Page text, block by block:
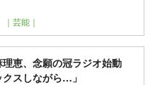
｜芸能｜
恵、念願の冠ラジオ始動
クスしながら…」